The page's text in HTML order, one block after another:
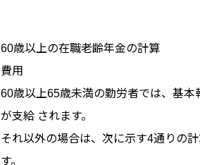
60歳以上の在職老齢年金の計算
費用
60歳以上65歳未満の勤労者では、基
が支給 されます。
それ以外の場合は、次に示す4通りの
す。